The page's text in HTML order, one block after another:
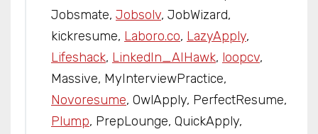
Jobsmate, Jobsolv, JobWizard,
kickresume, Laboro.co, LazyApply,
Lifeshack, LinkedIn_AIHawk, loopcv,
Massive, MyInterviewPractice,
Novoresume, OwlApply, PerfectResume,
Plump, PrepLounge, QuickApply,